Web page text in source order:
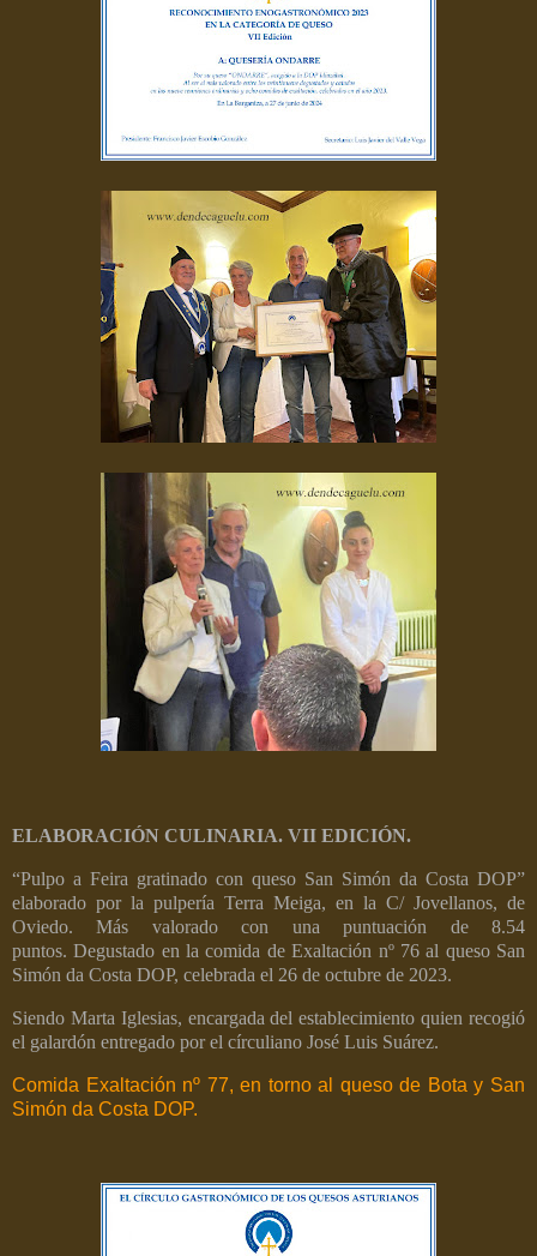
ELABORACIÓN CULINARIA. VII EDICIÓN.
“Pulpo a Feira gratinado con queso San Simón da Costa DOP”
elaborado por la pulpería Terra Meiga, en la C/ Jovellanos, de
Oviedo.Más valorado con una puntuación de 8.54
puntos.Degustado en la comida de Exaltación nº 76 al queso San
Simón da Costa DOP, celebrada el 26 de octubre de 2023.
Siendo Marta Iglesias, encargada del establecimiento quien recogió
el galardón entregado por el círculiano José Luis Suárez.
Comida Exaltación nº 77, en torno al queso de Bota y San
Simón da Costa DOP.